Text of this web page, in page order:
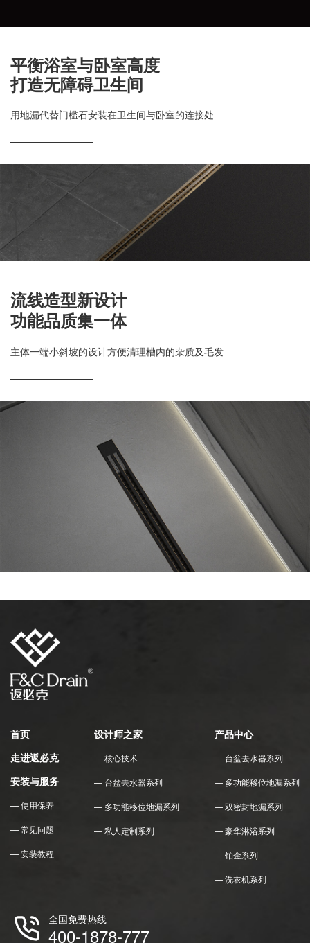
平衡浴室与卧室高度
打造无障碍卫生间
用地漏代替门槛石安装在卫生间与卧室的连接处
流线造型新设计
功能品质集一体
主体一端小斜坡的设计方便清理槽内的杂质及毛发
首页
走进返必克
安装与服务
— 使用保养
— 常见问题
— 安装教程
设计师之家
— 核心技术
— 台盆去水器系列
— 多功能移位地漏系列
— 私人定制系列
产品中心
— 台盆去水器系列
— 多功能移位地漏系列
— 双密封地漏系列
— 豪华淋浴系列
— 铂金系列
— 洗衣机系列
全国免费热线
400-1878-777